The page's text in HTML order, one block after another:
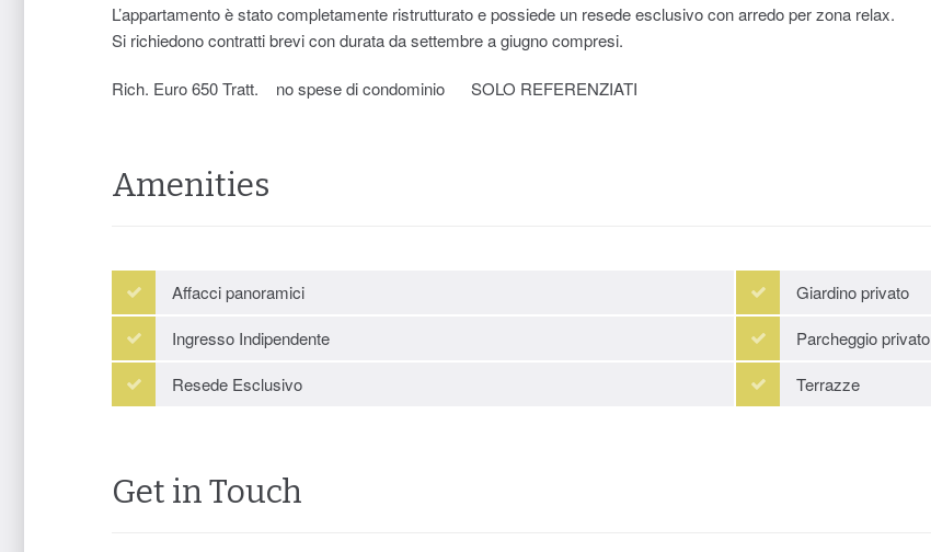
L’appartamento è stato completamente ristrutturato e possiede un resede esclusivo con arredo per zona relax.
Si richiedono contratti brevi con durata da settembre a giugno compresi.
Rich. Euro 650 Tratt. no spese di condominio SOLO REFERENZIATI
Amenities
Affacci panoramici
Giardino privato
Ingresso Indipendente
Parcheggio privato
Resede Esclusivo
Terrazze
Get in Touch